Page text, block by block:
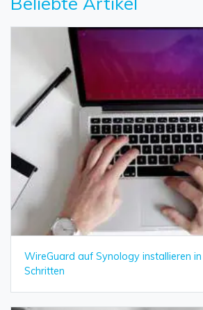
WireGuard auf Synology installieren
Schritten